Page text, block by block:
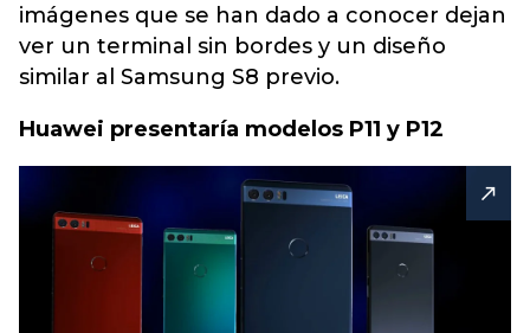
imágenes que se han dado a conocer dejan
ver un terminal sin bordes y un diseño
similar al Samsung S8 previo.
Huawei presentaría modelos P11 y P12